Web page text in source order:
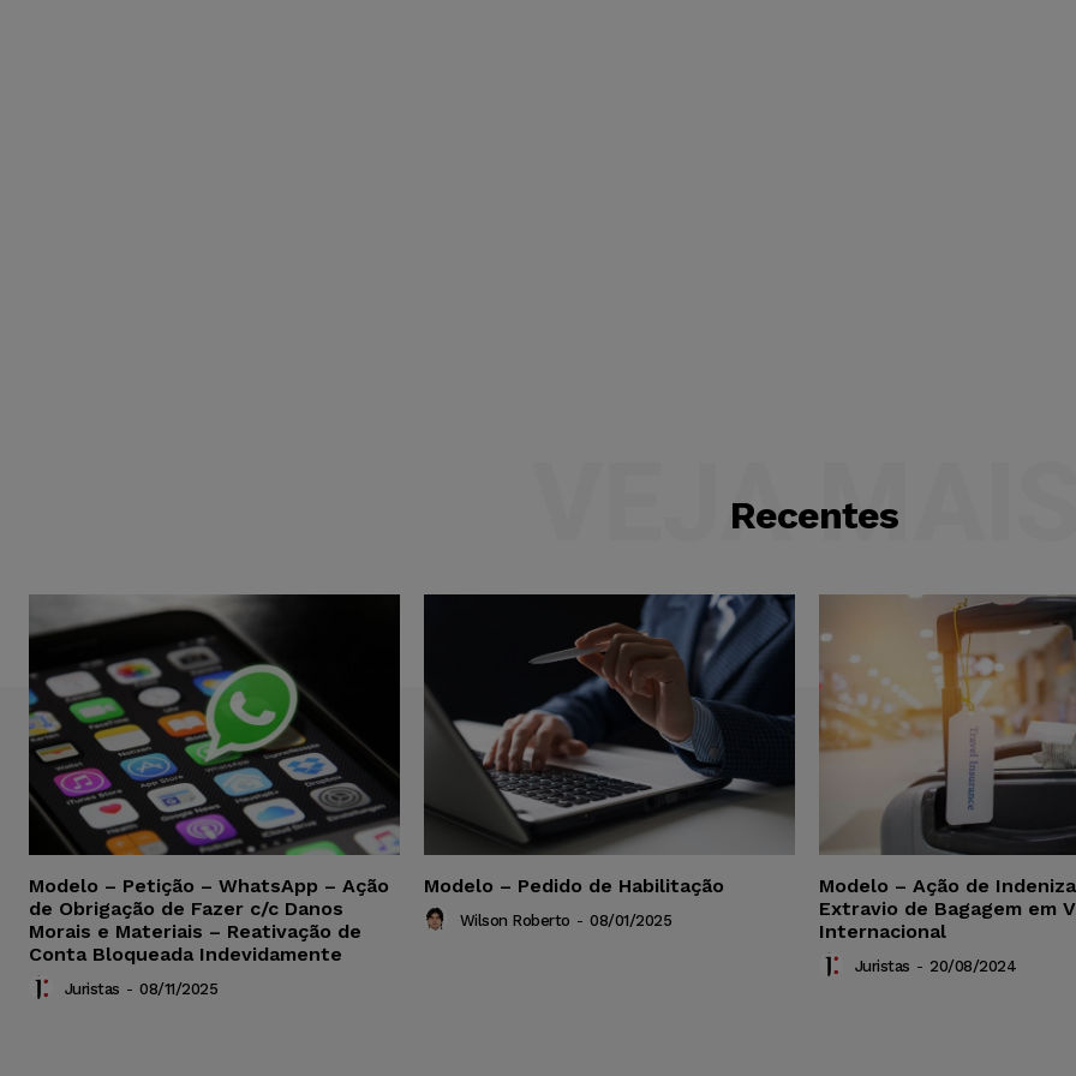
Recentes
VEJA
Modelo – Petição – WhatsApp – Ação
de Obrigação de Fazer c/c Danos
Morais e Materiais – Reativação de
Conta Bloqueada Indevidamente
Juristas - 08/11/2025
Modelo – Pedido de Habilitação
Wilson Roberto - 08/01/2025
Modelo – Ação de
Extravio de Bagagem em
Internacional
Juristas - 20/08/2024